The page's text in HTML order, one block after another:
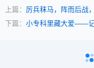
上篇： 厉兵秣马，阵而后战
下篇： 小专科里藏大爱——